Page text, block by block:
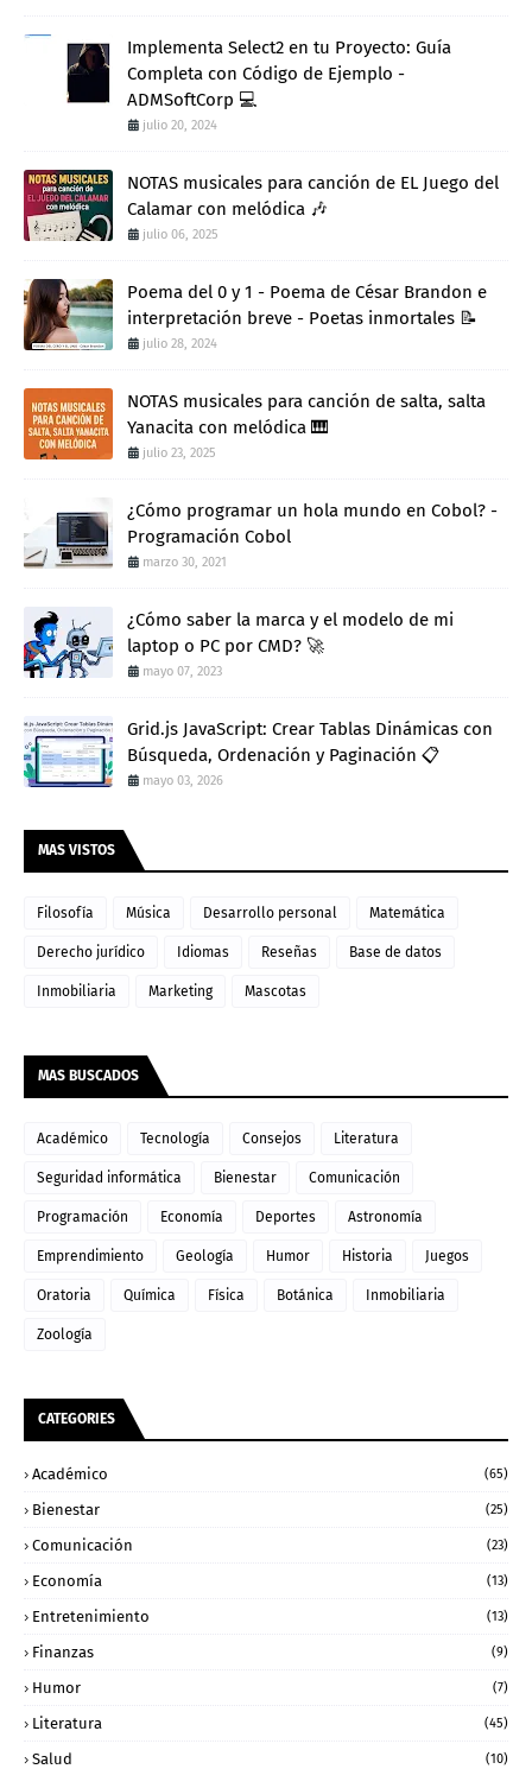
Implementa Select2 en tu Proyecto: Guía
Completa con Código de Ejemplo -
ADMSoftCorp 💻
julio 20, 2024
NOTAS musicales para canción de EL Juego del
Calamar con melódica 🎶
julio 06, 2025
Poema del 0 y 1 - Poema de César Brandon e
interpretación breve - Poetas inmortales 📝
julio 28, 2024
NOTAS musicales para canción de salta, salta
Yanacita con melódica 🎹
julio 23, 2025
¿Cómo programar un hola mundo en Cobol? -
Programación Cobol
marzo 30, 2021
¿Cómo saber la marca y el modelo de mi
laptop o PC por CMD? 🚀
mayo 07, 2023
Grid.js JavaScript: Crear Tablas Dinámicas con
Búsqueda, Ordenación y Paginación 📋
mayo 03, 2026
MAS VISTOS
Filosofía Música Desarrollo personal Matemática
Derecho jurídico Idiomas Reseñas Base de datos
Inmobiliaria Marketing Mascotas
MAS BUSCADOS
Académico Tecnología Consejos Literatura
Seguridad informática Bienestar Comunicación
Programación Economía Deportes Astronomía
Emprendimiento Geología Humor Historia Juegos
Oratoria Química Física Botánica Inmobiliaria
Zoología
CATEGORIES
Académico (65)
Bienestar (25)
Comunicación (23)
Economía (13)
Entretenimiento (13)
Finanzas (9)
Humor (7)
Literatura (45)
Salud (10)